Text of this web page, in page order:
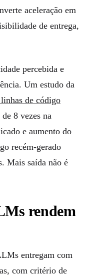
aceleração em
de entrega,
percebida e
Um estudo da
de código
8 vezes na
e aumento do
recém-gerado
Mais saída não é
rendem
entregam com
com critério de